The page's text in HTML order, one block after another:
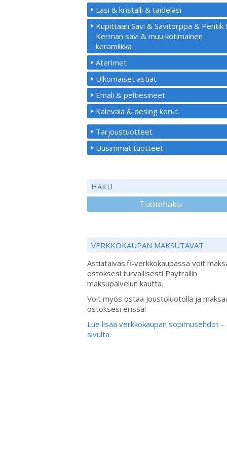
Lasi & kristalli & taidelasi
Kupittaan Savi & Savitorppa & Pentik
Kerman savi & muu kotimainen
keramiikka
Aterimet
Ulkomaiset astiat
Emali & peltiesineet
Kalevala & desing korut.
Tarjoustuotteet
Uusimmat tuotteet
HAKU
Tuotehaku
VERKKOKAUPAN MAKSUTAVAT
Astiataivas.fi-verkkokaupassa voit
ostoksesi turvallisesti Paytrailin
maksupalvelun kautta.
Voit myös ostaa Joustoluotolla ja
ostoksesi erissä!
Lue lisää verkkokaupan sopimusehdot -
sivulta.